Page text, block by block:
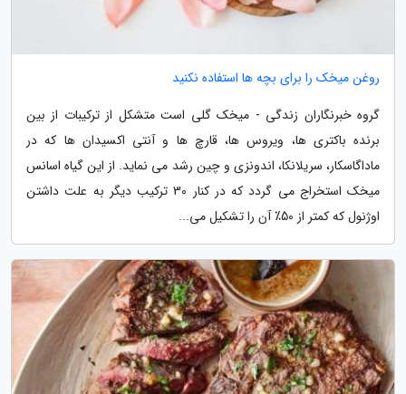
روغن میخک را برای بچه ها استفاده نکنید
گروه خبرنگاران زندگی - میخک گلی است متشکل از ترکیبات از بین
برنده باکتری ها، ویروس ها، قارچ ها و آنتی اکسیدان ها که در
ماداگاسکار، سریلانکا، اندونزی و چین رشد می نماید. از این گیاه اسانس
میخک استخراج می گردد که در کنار 30 ترکیب دیگر به علت داشتن
اوژنول که کمتر از 50٪ آن را تشکیل می...